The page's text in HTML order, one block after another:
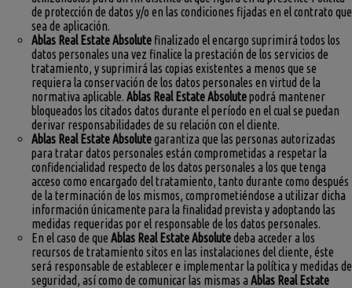
de protección de datos y/o en las condiciones fijadas en el contrato que
sea de aplicación.
Ablas Real Estate Absolute finalizado el encargo suprimirá todos los
datos personales una vez finalice la prestación de los servicios de
tratamiento, y suprimirá las copias existentes a menos que se
requiera la conservación de los datos personales en virtud de la
normativa aplicable. Ablas Real Estate Absolutepodrá mantener
bloqueados los citados datos durante el período en el cual se puedan
derivar responsabilidades de su relación con el cliente.
Ablas Real Estate Absolutegarantiza que las personas autorizadas
para tratar datos personales están comprometidas a respetar la
confidencialidad respecto de los datos personales a los que tenga
acceso como encargado del tratamiento, tanto durante como después
de la terminación de los mismos, comprometiéndose a utilizar dicha
información únicamente para la finalidad prevista y adoptando las
medidas requeridas por el responsable de los datos personales.
En el caso de que Ablas Real Estate Absolutedeba acceder a los
recursos de tratamiento sitos en las instalaciones del cliente, éste
será responsable de establecer e implementar la política y medidas de
seguridad, así como de comunicar las mismas a Ablas Real Estate